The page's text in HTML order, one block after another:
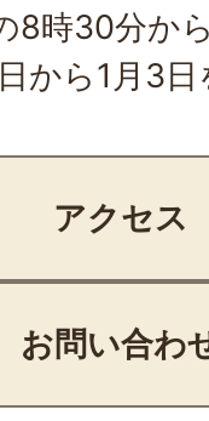
時30分か
から1月3
アクセス
お問い合わ